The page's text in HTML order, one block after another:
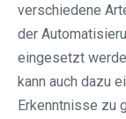
verschiedene
der
eingesetzt
kann auch dazu
Erkenntnisse zu